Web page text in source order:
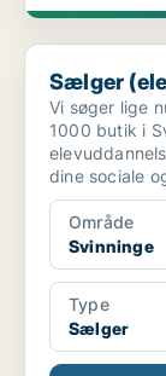
Sælger (elev) i
Sælger
Vi søger lige
1000 butik i
dine sociale
Område
Svinninge
Type
Sælger